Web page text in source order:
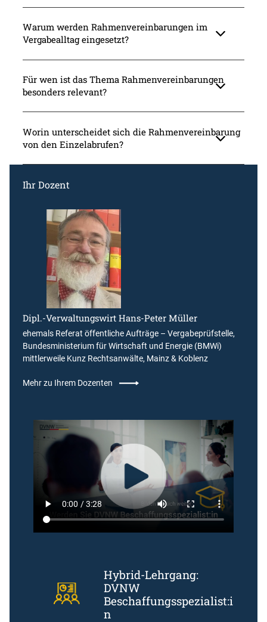
Warum werden Rahmenvereinbarungen im
Vergabealltag eingesetzt?
Für wen ist das Thema Rahmenvereinbarungen
besonders relevant?
Worin unterscheidet sich die Rahmenvereinbarung
von den Einzelabrufen?
Ihr Dozent
Dipl.-Verwaltungswirt Hans-Peter Müller
ehemals Referat öffentliche Aufträge – Vergabeprüfstelle,
Bundesministerium für Wirtschaft und Energie (BMWi)
mittlerweile Kunz Rechtsanwälte, Mainz & Koblenz
Mehr zu Ihrem Dozenten
Hybrid-Lehrgang:
DVNW
Beschaffungsspezialist:i
n